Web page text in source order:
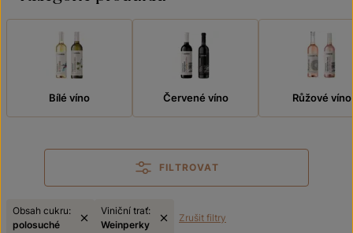
Bílé víno Červené víno Růžové víno
FILTROVAT
Obsah cukru:
polosuché
Viniční trať:
Weinperky
Zrušit filtry